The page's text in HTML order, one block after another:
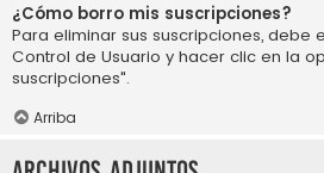
¿Cómo borro mis suscripciones?
Para eliminar sus suscripciones, debe
Control de Usuario y hacer clic en la
suscripciones".
Arriba